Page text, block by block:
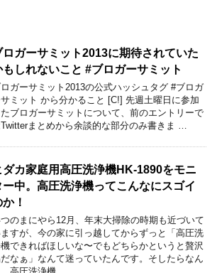
ロガーサミット2013に期待されていた
もしれないこと #ブロガーサミット
ガーサミット2013の公式ハッシュタグ #ブロガ
ミット から分かること [C!] 先週土曜日に参加
たブロガーサミットについて、前のエントリーで
まとめから余談的な部分のみ書きま …
ダカ家庭用高圧洗浄機HK-1890をモニ
ー中。高圧洗浄機ってこんなにスゴイ
！
のまにやら12月、年末大掃除の時期も近づいて
すが、今の家に引っ越してからずっと「高圧洗
できればほしいな〜でもどちらかというと贅沢
なぁ」なんて迷っていたんです。そしたらなん